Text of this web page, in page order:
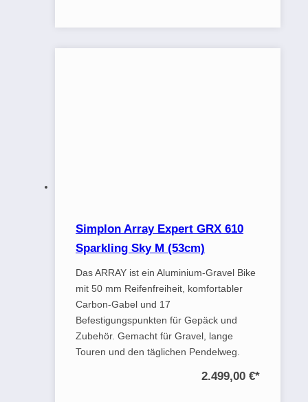
Simplon Array Expert GRX 610
Sparkling Sky M (53cm)
Das ARRAY ist ein Aluminium-Gravel Bike
mit 50 mm Reifenfreiheit, komfortabler
Carbon-Gabel und 17
Befestigungspunkten für Gepäck und
Zubehör. Gemacht für Gravel, lange
Touren und den täglichen Pendelweg.
2.499,00 €*